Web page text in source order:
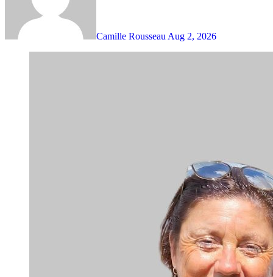
Camille Rousseau Aug 2, 2026